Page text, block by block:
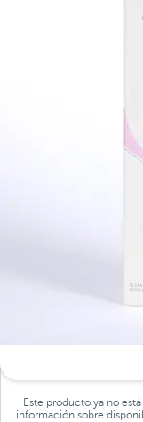
Este producto ya no
información sobre